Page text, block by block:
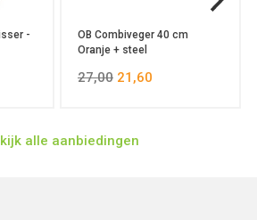
-
OB Combiveger 40 cm
Oranje + steel
27,00 21,60
alle aanbiedingen